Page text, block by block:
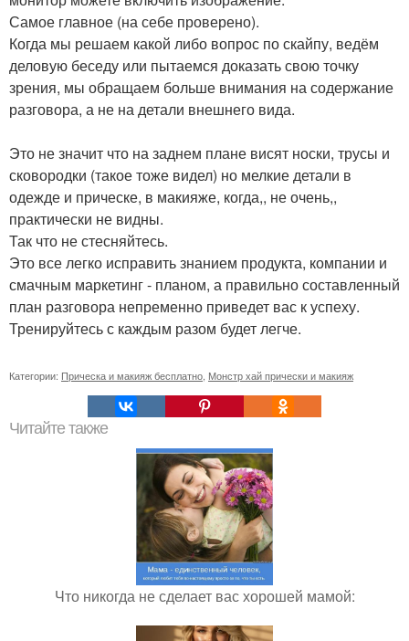
Самое главное (на себе проверено).
Когда мы решаем какой либо вопрос по скайпу, ведём
деловую беседу или пытаемся доказать свою точку
зрения, мы обращаем больше внимания на содержание
разговора, а не на детали внешнего вида.
Это не значит что на заднем плане висят носки, трусы и
сковородки (такое тоже видел) но мелкие детали в
одежде и прическе, в макияже, когда,, не очень,,
практически не видны.
Так что не стесняйтесь.
Это все легко исправить знанием продукта, компании и
смачным маркетинг - планом, а правильно составленный
план разговора непременно приведет вас к успеху.
Тренируйтесь с каждым разом будет легче.
Категории: Прическа и макияж бесплатно Монстр хай прически и макияж
Читайте также
Что никогда не сделает вас хорошей мамой: